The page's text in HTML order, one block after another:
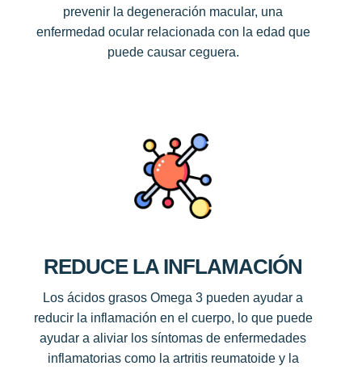
prevenir la degeneración macular, una
enfermedad ocular relacionada con la edad que
puede causar ceguera.
REDUCE LA INFLAMACIÓN
Los ácidos grasos Omega 3 pueden ayudar a
reducir la inflamación en el cuerpo, lo que puede
ayudar a aliviar los síntomas de enfermedades
inflamatorias como la artritis reumatoide y la